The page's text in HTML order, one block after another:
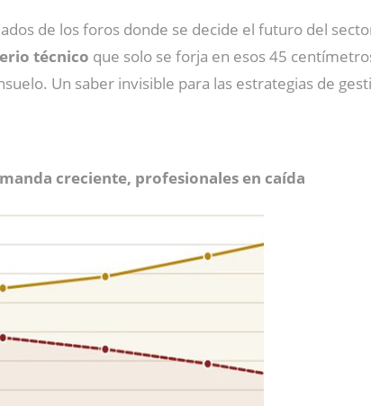
de los foros donde se decide el futuro del
técnico que solo se forja en esos 45
Un saber invisible para las estrategias de
creciente, profesionales en caída